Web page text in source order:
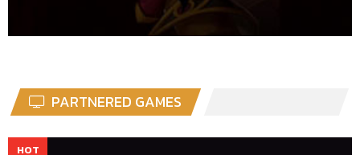
PARTNERED GAMES